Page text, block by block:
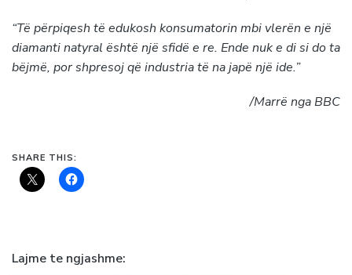
“Të përpiqesh të edukosh konsumatorin mbi vlerën e një
diamanti natyral është një sfidë e re. Ende nuk e di si do ta
bëjmë, por shpresoj që industria të na japë një ide.”
/Marrë nga BBC
SHARE THIS:
Lajme te ngjashme